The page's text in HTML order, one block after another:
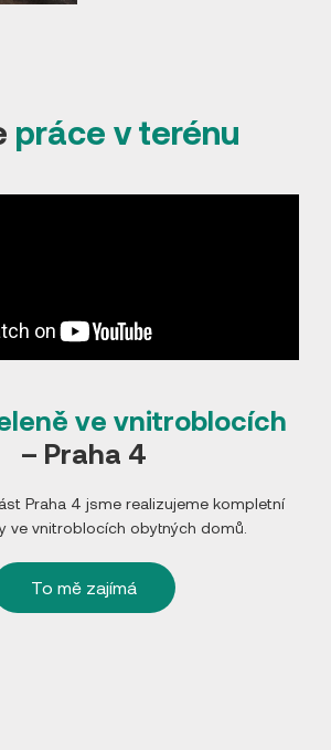
práce v terénu
ve vnitroblocích
– Praha 4
Praha 4 jsme realizujeme kompletní
ve vnitroblocích obytných domů.
To mě zajímá